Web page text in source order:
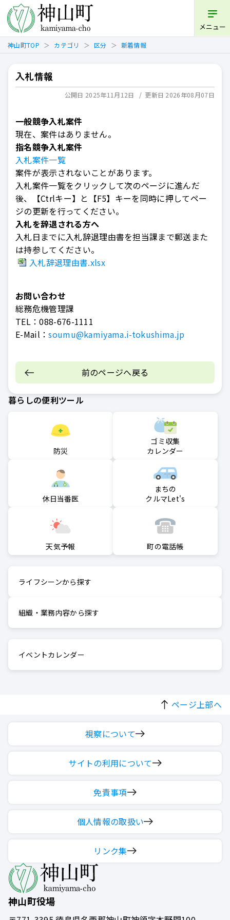
メニュー
神山町TOP カテゴリ 区分 新着情報
入札情報
公開日 2025年11月12日 更新日 2026年08月07日
一般競争入札案件
現在、案件はありません。
指名競争入札案件
入札案件一覧
案件が表示されないことがあります。
入札案件一覧をクリックして次のページに進んだ
後、【Ctrlキー】と【F5】キーを同時に押してペー
ジの更新を行ってください。
入札を辞退される方へ
入札日までに入札辞退理由書を担当課まで郵送また
は持参してください。
入札辞退理由書.xlsx
お問い合わせ
総務危機管理課
TEL：088-676-1111
E-Mail：soumu@kamiyama.i-tokushima.jp
前のページへ戻る
暮らしの便利ツール
防災
ゴミ収集
カレンダー
休日当番医
まちの
クルマLet's
天気予報 町の電話帳
ライフシーンから探す
組織・業務内容から探す
イベントカレンダー
ページ上部へ
神山町役場
視察について
サイトの利用について
免責事項
個人情報の取扱い
リンク集